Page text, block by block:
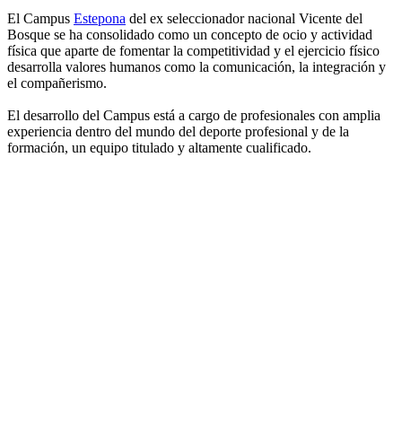
El Campus Estepona del ex seleccionador nacional Vicente del
Bosque se ha consolidado como un concepto de ocio y actividad
física que aparte de fomentar la competitividad y el ejercicio físico
desarrolla valores humanos como la comunicación, la integración y
el compañerismo.
El desarrollo del Campus está a cargo de profesionales con amplia
experiencia dentro del mundo del deporte profesional y de la
formación, un equipo titulado y altamente cualificado.